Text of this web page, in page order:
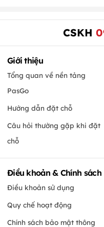
CSKH
Giới thiệu
Tổng quan về nền tảng
PasGo
Hướng dẫn đặt chỗ
Câu hỏi thường gặp khi đặt
chỗ
Điều khoản & Chính sách
Điều khoản sử dụng
Quy chế hoạt động
Chính sách bảo mật thông